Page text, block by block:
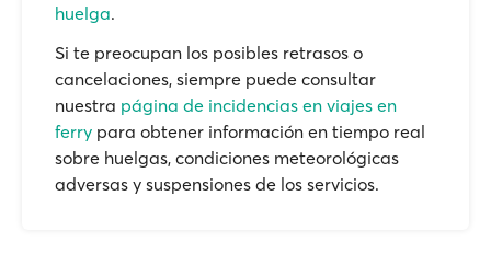
huelga.
Si te preocupan los posibles retrasos o
cancelaciones, siempre puede consultar
nuestra página de incidencias en viajes en
ferry para obtener información en tiempo real
sobre huelgas, condiciones meteorológicas
adversas y suspensiones de los servicios.